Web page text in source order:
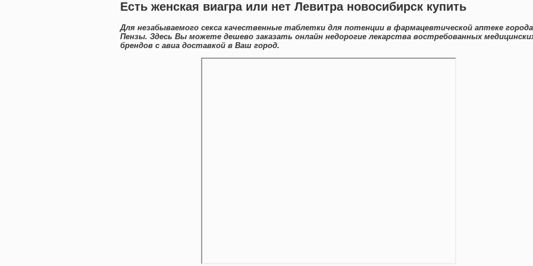
Есть женская виагра или нет Левитра новосибирск купить
Для незабываемого секса качественные таблетки для потенции в фармацевтической аптеке города
Пензы. Здесь Вы можете дешево заказать онлайн недорогие лекарства востребованных
брендов с авиа доставкой в Ваш город.